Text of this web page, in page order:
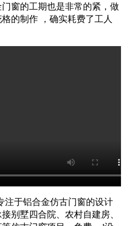
窗的工期也是非常的紧，做
的制作 ， 确实耗费了工人
注于铝合金仿古门窗的设计
别墅四合院、农村自建房、